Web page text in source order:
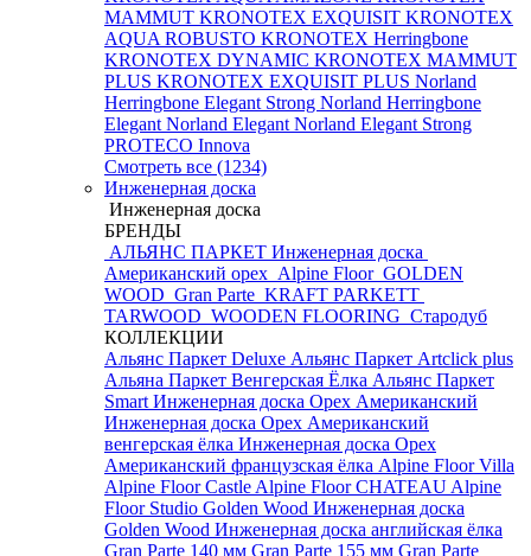
MAMMUT KRONOTEX EXQUISIT KRONOTEX
AQUA ROBUSTO KRONOTEX Herringbone
KRONOTEX DYNAMIC KRONOTEX MAMMUT
PLUS KRONOTEX EXQUISIT PLUS Norland
Herringbone Elegant Strong Norland Herringbone
Elegant Norland Elegant Norland Elegant Strong
PROTECO Innova
Смотреть все (1234)
Инженерная доска
Инженерная доска
БРЕНДЫ
АЛЬЯНС ПАРКЕТ Инженерная доска
Американский орех Alpine Floor GOLDEN
WOOD Gran Parte KRAFT PARKETT
TARWOOD WOODEN FLOORING Стародуб
КОЛЛЕКЦИИ
Альянс Паркет Deluxe Альянс Паркет Artclick plus
Альяна Паркет Венгерская Ёлка Альянс Паркет
Smart Инженерная доска Орех Американский
Инженерная доска Орех Американский
венгерская ёлка Инженерная доска Орех
Американский французская ёлка Alpine Floor Villa
Alpine Floor Castle Alpine Floor CHATEAU Alpine
Floor Studio Golden Wood Инженерная доска
Golden Wood Инженерная доска английская ёлка
Gran Parte 140 мм Gran Parte 155 мм Gran Parte